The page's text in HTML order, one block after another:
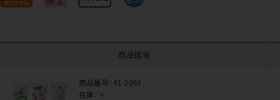
商品情報
商品番号： 41-1063
在庫： ×